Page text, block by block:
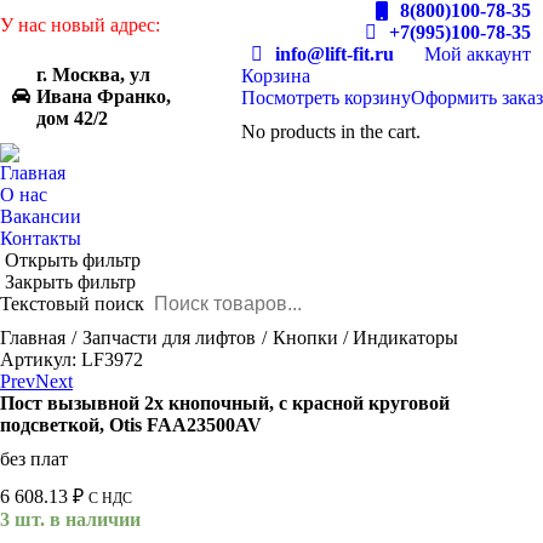
У нас новый адрес:
г. Москва, ул
Ивана Франко,
дом 42/2
8(800)100-78-35
+7(995)100-78-35
info@lift-fit.ru
Мой аккаунт
Корзина
Посмотреть корзинуОформить заказ
No products in the cart.
Главная
О нас
Вакансии
Контакты
Открыть фильтр
Закрыть фильтр
Текстовый поиск
You are here:
Главная Запчасти для лифтов
Кнопки / Индикаторы
Артикул: LF3972
PrevNext
Пост вызывной 2х кнопочный, с красной круговой
подсветкой, Otis FAA23500AV
без плат
6 608.13 ₽ С НДС
3 шт. в наличии